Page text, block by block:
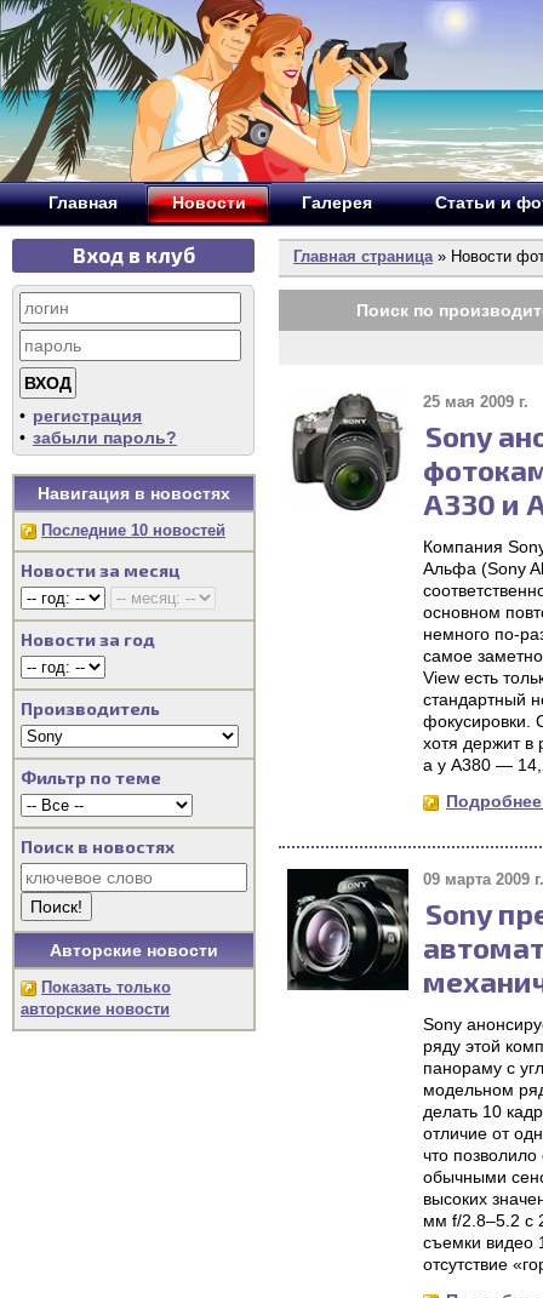
Главная Новости Галерея Статьи и
Вход в клуб
• регистрация
• забыли пароль?
Навигация в новостях
Последние 10 новостей
Новости за месяц
Новости за год
Производитель
Фильтр по теме
Поиск в новостях
Авторские новости
Показать только
авторские новости
Главная страница» Новости
Поиск по
25 мая 2009 г.
Sony
A330 и
Компания
Альфа (Sony
основном
немного по-
самое
View есть
стандартный
фокусировки.
хотя держит
а у A380 —
09 марта 2009 г.
Sony
Sony
ряду этой
панораму с
модельном
делать 10
отличие от
что
обычными
высоких
мм f/2.8–5.2 с
съемки видео
отсутствие